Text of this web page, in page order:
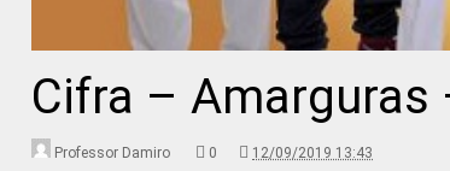
Cifra – Amarguras
Professor Damiro 0 12/09/2019 13:43